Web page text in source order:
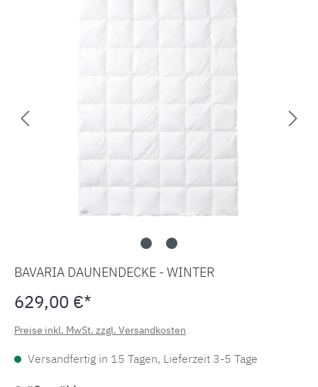
BAVARIA DAUNENDECKE - WINTER
629,00 €*
Preise inkl. MwSt. zzgl. Versandkosten
Versandfertig in 15 Tagen, Lieferzeit 3-5 Tage